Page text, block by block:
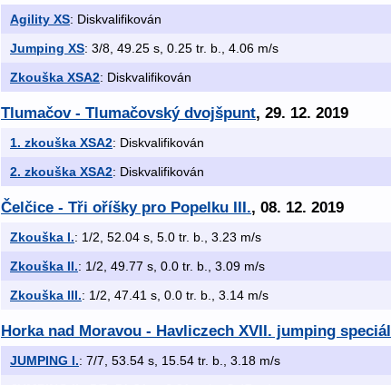
Agility XS: Diskvalifikován
Jumping XS: 3/8, 49.25 s, 0.25 tr. b., 4.06 m/s
Zkouška XSA2: Diskvalifikován
Tlumačov - Tlumačovský dvojšpunt, 29. 12. 2019
1. zkouška XSA2: Diskvalifikován
2. zkouška XSA2: Diskvalifikován
Čelčice - Tři oříšky pro Popelku III., 08. 12. 2019
Zkouška I.: 1/2, 52.04 s, 5.0 tr. b., 3.23 m/s
Zkouška II.: 1/2, 49.77 s, 0.0 tr. b., 3.09 m/s
Zkouška III.: 1/2, 47.41 s, 0.0 tr. b., 3.14 m/s
Horka nad Moravou - Havliczech XVII. jumping
JUMPING I.: 7/7, 53.54 s, 15.54 tr. b., 3.18 m/s